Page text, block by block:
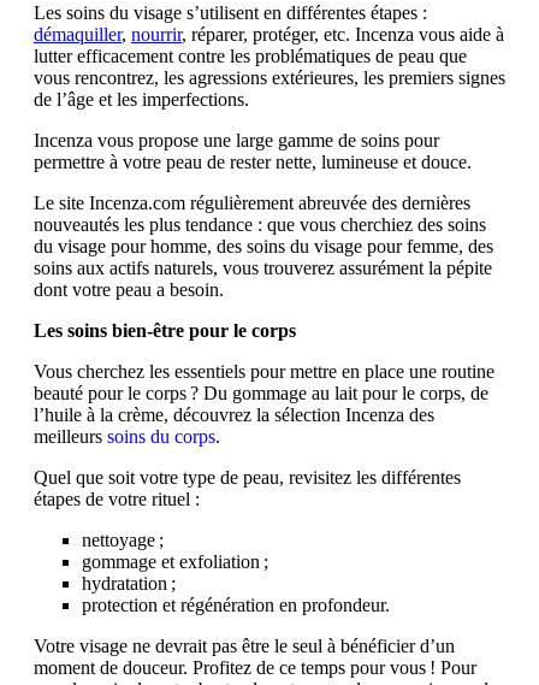
Les soins du visage s’utilisent en différentes étapes :
démaquiller, nourrir, réparer, protéger, etc. Incenza vous aide à
lutter efficacement contre les problématiques de peau que
vous rencontrez, les agressions extérieures, les premiers signes
de l’âge et les imperfections.
Incenza vous propose une large gamme de soins pour
permettre à votre peau de rester nette, lumineuse et douce.
Le site Incenza.com régulièrement abreuvée des dernières
nouveautés les plus tendance : que vous cherchiez des soins
du visage pour homme, des soins du visage pour femme, des
soins aux actifs naturels, vous trouverez assurément la pépite
dont votre peau a besoin.
Les soins bien-être pour le corps
Vous cherchez les essentiels pour mettre en place une routine
beauté pour le corps ? Du gommage au lait pour le corps, de
l’huile à la crème, découvrez la sélection Incenza des
meilleurs soins du corps.
Quel que soit votre type de peau, revisitez les différentes
étapes de votre rituel :
nettoyage ;
gommage et exfoliation ;
hydratation ;
protection et régénération en profondeur.
Votre visage ne devrait pas être le seul à bénéficier d’un
moment de douceur. Profitez de ce temps pour vous ! Pour